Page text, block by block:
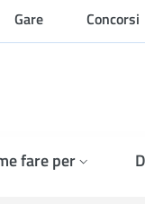
Gare Concorsi
fare per